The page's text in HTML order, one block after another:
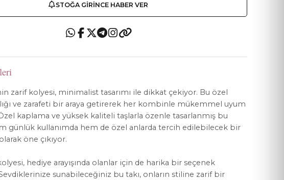
Mesafeli Satış Sözleşmesi
STOĞA GIRINCE HABER VER
zarif kolyesi, minimalist tasarımı ile dikkat çekiyor. Bu özel
ve zarafeti bir araya getirerek her kombinle mükemmel uyum
kaplama ve yüksek kaliteli taşlarla özenle tasarlanmış bu
günlük kullanımda hem de özel anlarda tercih edilebilecek bir
öne çıkıyor.
hediye arayışında olanlar için de harika bir seçenek
sunabileceğiniz bu takı, onların stiline zarif bir